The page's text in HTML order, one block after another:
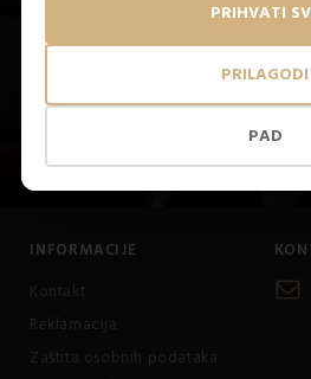
PAD
PRILAGODI
PRIHVATI
pronađite naše kontakt informacije
INFORMACIJE
Kontakt
Reklamacija
Zaštita osobnih podataka